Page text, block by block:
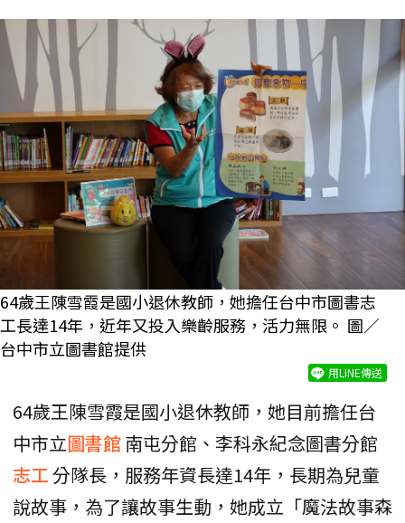
64歲王陳雪霞是國小退休教師，她擔任台中市圖書志
工長達14年，近年又投入樂齡服務，活力無限。 圖／
台中市立圖書館提供
用LINE傳送
64歲王陳雪霞是國小退休教師，她目前擔任台
中市立圖書館南屯分館、李科永紀念圖書分館
志工分隊長，服務年資長達14年，長期為兒童
說故事，為了讓故事生動，她成立「魔法故事森